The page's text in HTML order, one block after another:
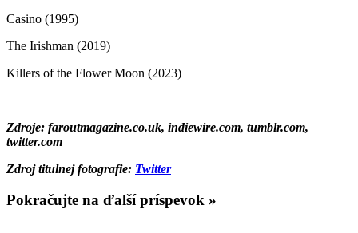
Casino (1995)
The Irishman (2019)
Killers of the Flower Moon (2023)
Zdroje: faroutmagazine.co.uk, indiewire.com, tumblr.com,
twitter.com
Zdroj titulnej fotografie: Twitter
Pokračujte na ďalší príspevok »